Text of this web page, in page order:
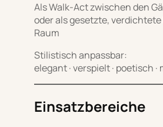
Als Walk-Act zwischen den
oder als gesetzte,
Raum
Stilistisch anpassbar:
elegant · verspielt · poetisch
Einsatzbereiche